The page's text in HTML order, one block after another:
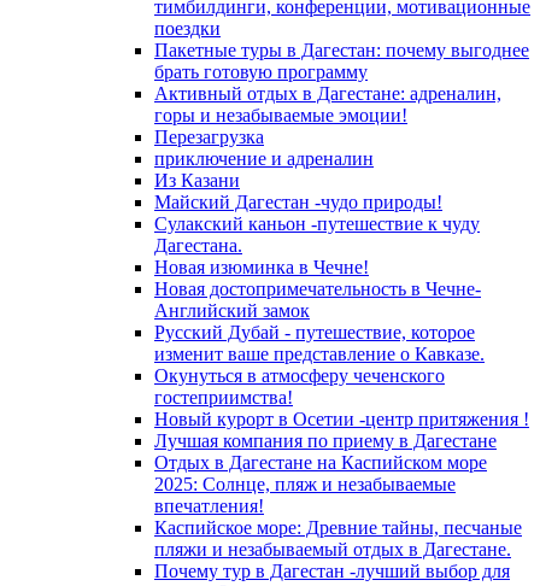
тимбилдинги, конференции, мотивационные
поездки
Пакетные туры в Дагестан: почему выгоднее
брать готовую программу
Активный отдых в Дагестане: адреналин,
горы и незабываемые эмоции!
Перезагрузка
приключение и адреналин
Из Казани
Майский Дагестан -чудо природы!
Сулакский каньон -путешествие к чуду
Дагестана.
Новая изюминка в Чечне!
Новая достопримечательность в Чечне-
Английский замок
Русский Дубай - путешествие, которое
изменит ваше представление о Кавказе.
Окунуться в атмосферу чеченского
гостеприимства!
Новый курорт в Осетии -центр притяжения !
Лучшая компания по приему в Дагестане
Отдых в Дагестане на Каспийском море
2025: Солнце, пляж и незабываемые
впечатления!
Каспийское море: Древние тайны, песчаные
пляжи и незабываемый отдых в Дагестане.
Почему тур в Дагестан -лучший выбор для